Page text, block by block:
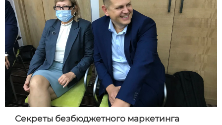
Секреты безбюджетного маркетинга